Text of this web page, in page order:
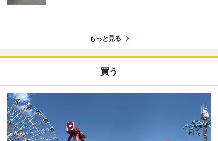
もっと見る
買う